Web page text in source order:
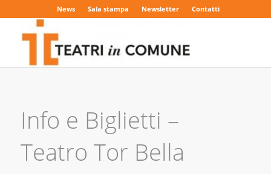
News Sala stampa Newsletter Contatti
Info e Biglietti –
Teatro Tor Bella